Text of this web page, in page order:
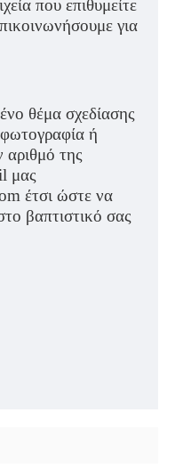
που επιθυμείτε
για
θέμα σχεδίασης
φωτογραφία ή
αριθμό της
μας
έτσι ώστε να
βαπτιστικό σας